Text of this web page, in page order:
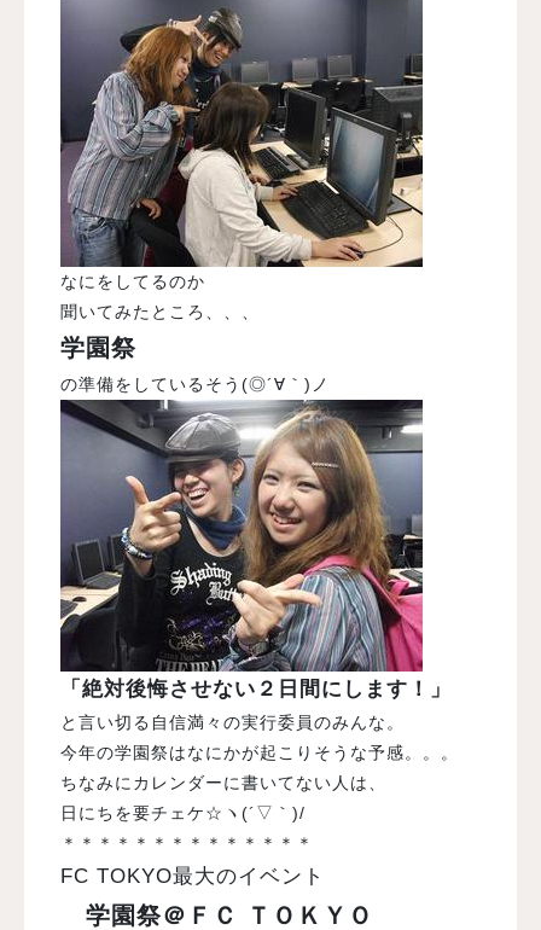
なにをしてるのか
聞いてみたところ、、、
学園祭
の準備をしているそう(◎´∀｀)ノ
「絶対後悔させない２日間にします！」
と言い切る自信満々の実行委員のみんな。
今年の学園祭はなにかが起こりそうな予感。。。
ちなみにカレンダーに書いてない人は、
日にちを要チェケ☆ヽ(´▽｀)/
＊＊＊＊＊＊＊＊＊＊＊＊＊＊
FC TOKYO最大のイベント
学園祭＠ＦＣ ＴＯＫＹＯ